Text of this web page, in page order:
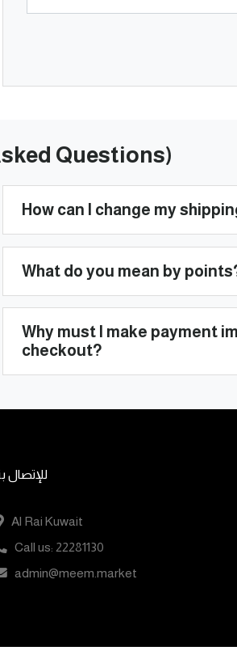
Questions)
How can I change my
What do you mean by
Why must I make payment
checkout?
للإتصال
Al Rai Kuwait
Call us: 22281130
admin@meem.market